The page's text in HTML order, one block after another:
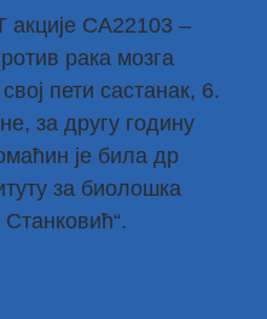
акције CA22103 –
рака мозга
пети састанак, 6.
за другу годину
је била др
за биолошка